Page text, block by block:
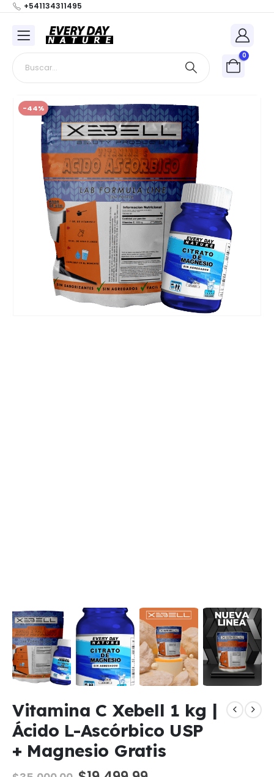
+541134311495
0
-44%
Vitamina C Xebell 1 kg |
Ácido L-Ascórbico USP
+ Magnesio Gratis